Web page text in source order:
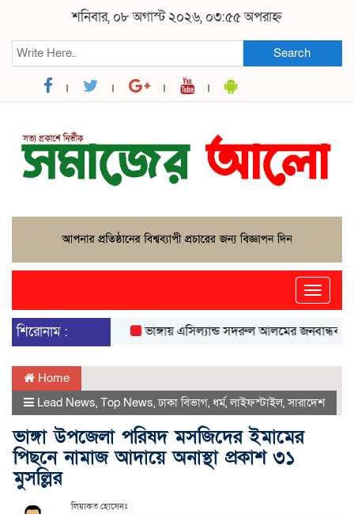
শনিবার, ০৮ অগাস্ট ২০২৬, ০৩:৫৫ অপরাহ্ন
Search
Toggle
শিরোনাম :
ভাঙ্গায় এসিল্যান্ড সদরুল আলমের জনবান্ধব
Home
Lead News, Top News,ঢাকা বিভাগ, ধর্ম,লাইফস্টাইল,সারাদেশ
ভাঙ্গা উপজেলা পরিষদ মসজিদের ইমামের
পিছনে নামাজ আদায়ে অনাস্থা প্রকাশ ৩১
মুসল্লির
লিয়াকত হোসেনঃ